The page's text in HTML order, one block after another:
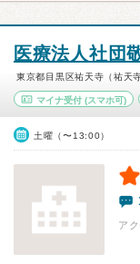
医療法人社団
東京都目黒区祐天寺（祐天
マイナ受付 (スマホ可)
土曜（〜13:00）
ア